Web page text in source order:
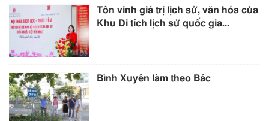
Tôn vinh giá trị lịch sử, văn hóa của
Khu Di tích lịch sử quốc gia...
Bình Xuyên làm theo Bác